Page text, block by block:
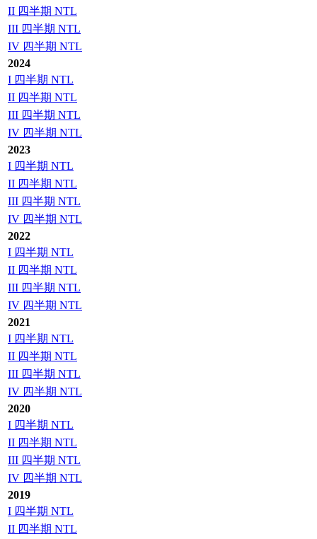
II 四半期 NTL
III 四半期 NTL
IV 四半期 NTL
2024
I 四半期 NTL
II 四半期 NTL
III 四半期 NTL
IV 四半期 NTL
2023
I 四半期 NTL
II 四半期 NTL
III 四半期 NTL
IV 四半期 NTL
2022
I 四半期 NTL
II 四半期 NTL
III 四半期 NTL
IV 四半期 NTL
2021
I 四半期 NTL
II 四半期 NTL
III 四半期 NTL
IV 四半期 NTL
2020
I 四半期 NTL
II 四半期 NTL
III 四半期 NTL
IV 四半期 NTL
2019
I 四半期 NTL
II 四半期 NTL